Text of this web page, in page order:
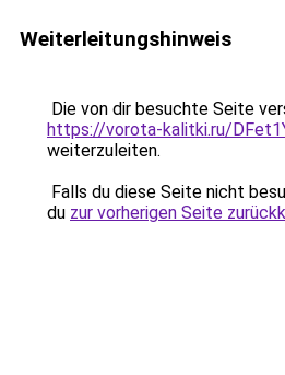
Weiterleitungshinweis
Die von dir besuchte Seite
https://vorota-kalitki.ru/
weiterzuleiten.
Falls du diese Seite nicht
du zur vorherigen Seite